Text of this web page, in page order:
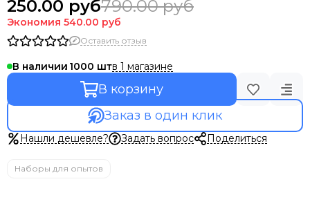
250.00 руб790.00 руб
Экономия 540.00 руб
Оставить отзыв
В наличии 1000 в 1 магазине
В корзину
Заказ в один клик
Нашли дешевле? Задать вопрос Поделиться
Наборы для опытов